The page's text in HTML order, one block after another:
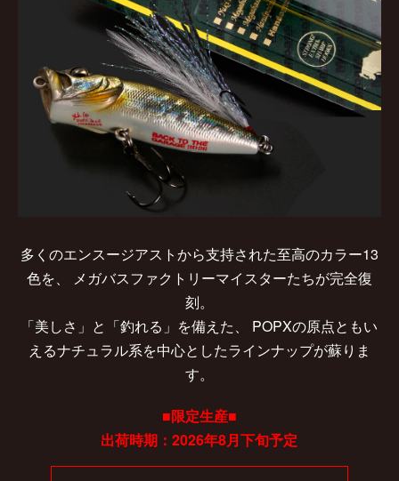
多くのエンスージアストから支持された至高のカラー13
色を、
メガバスファクトリーマイスターたちが完全復
刻。
「美しさ」と「釣れる」を備えた、
POPXの原点ともい
えるナチュラル系を中心としたラインナップが蘇りま
す。
■限定生産■
出荷時期：2026年8月下旬予定